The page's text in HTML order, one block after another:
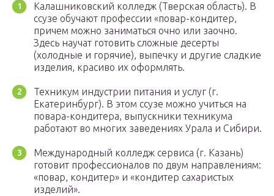
Калашниковский колледж (Тверская область). В
ссузе обучают профессии «повар-кондитер,
причем можно заниматься очно или заочно.
Здесь научат готовить сложные десерты
(холодные и горячие), выпечку и другие сладкие
изделия, красиво их оформлять.
Техникум индустрии питания и услуг (г.
Екатеринбург). В этом ссузе можно учиться на
повара-кондитера, выпускники техникума
работают во многих заведениях Урала и Сибири.
Международный колледж сервиса (г. Казань)
готовит профессионалов по двум направлениям:
«повар, кондитер» и «кондитер сахаристых
изделий».